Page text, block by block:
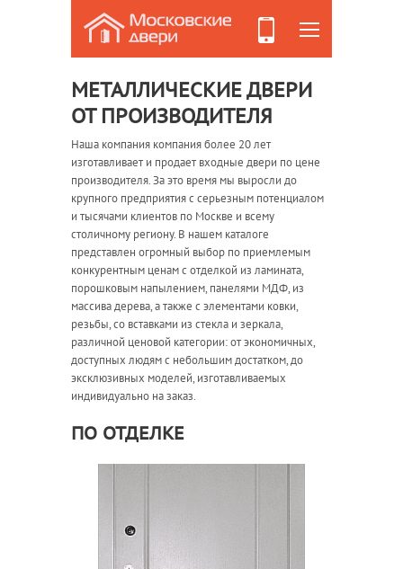
МЕТАЛЛИЧЕСКИЕ ДВЕРИ
ОТ ПРОИЗВОДИТЕЛЯ
Наша компания компания более 20 лет
изготавливает и продает входные двери по цене
производителя. За это время мы выросли до
крупного предприятия с серьезным потенциалом
и тысячами клиентов по Москве и всему
столичному региону. В нашем каталоге
представлен огромный выбор по приемлемым
конкурентным ценам с отделкой из ламината,
порошковым напылением, панелями МДФ, из
массива дерева, а также с элементами ковки,
резьбы, со вставками из стекла и зеркала,
различной ценовой категории: от экономичных,
доступных людям с небольшим достатком, до
эксклюзивных моделей, изготавливаемых
индивидуально на заказ.
ПО ОТДЕЛКЕ